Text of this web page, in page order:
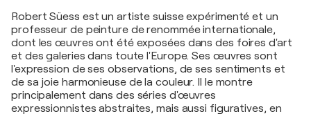
Robert Süess est un artiste suisse expérimenté et un
professeur de peinture de renommée internationale,
dont les œuvres ont été exposées dans des foires d'art
et des galeries dans toute l'Europe. Ses œuvres sont
l'expression de ses observations, de ses sentiments et
de sa joie harmonieuse de la couleur. Il le montre
principalement dans des séries d'œuvres
expressionnistes abstraites, mais aussi figuratives, en